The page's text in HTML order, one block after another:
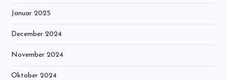
Januar 2025
December 2024
November 2024
Oktober 2024